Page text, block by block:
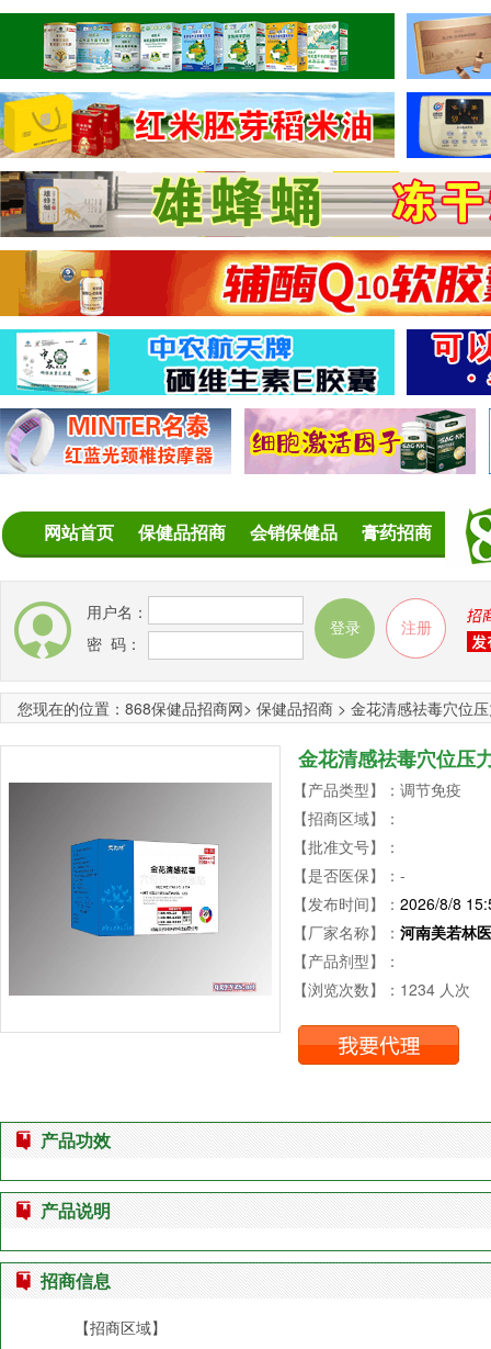
网站首页 保健品招商 会销保健品 膏药招商
用户名：
密 码：
您现在的位置： 868保健品招商网> 保健品招商 > 金花清感祛毒穴位
金花清感祛毒穴位压
【产品类型】：调节免疫
【招商区域】：
【批准文号】：
【是否医保】：-
【发布时间】： 2026/8/8
【厂家名称】： 河南美若林
【产品剂型】：
【浏览次数】：1234 人次
产品功效
产品说明
招商信息
【招商区域】